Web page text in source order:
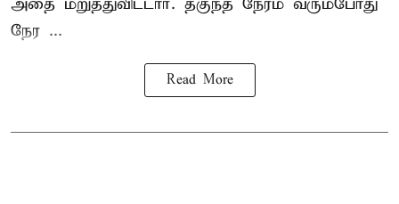
நேர ...
Read More